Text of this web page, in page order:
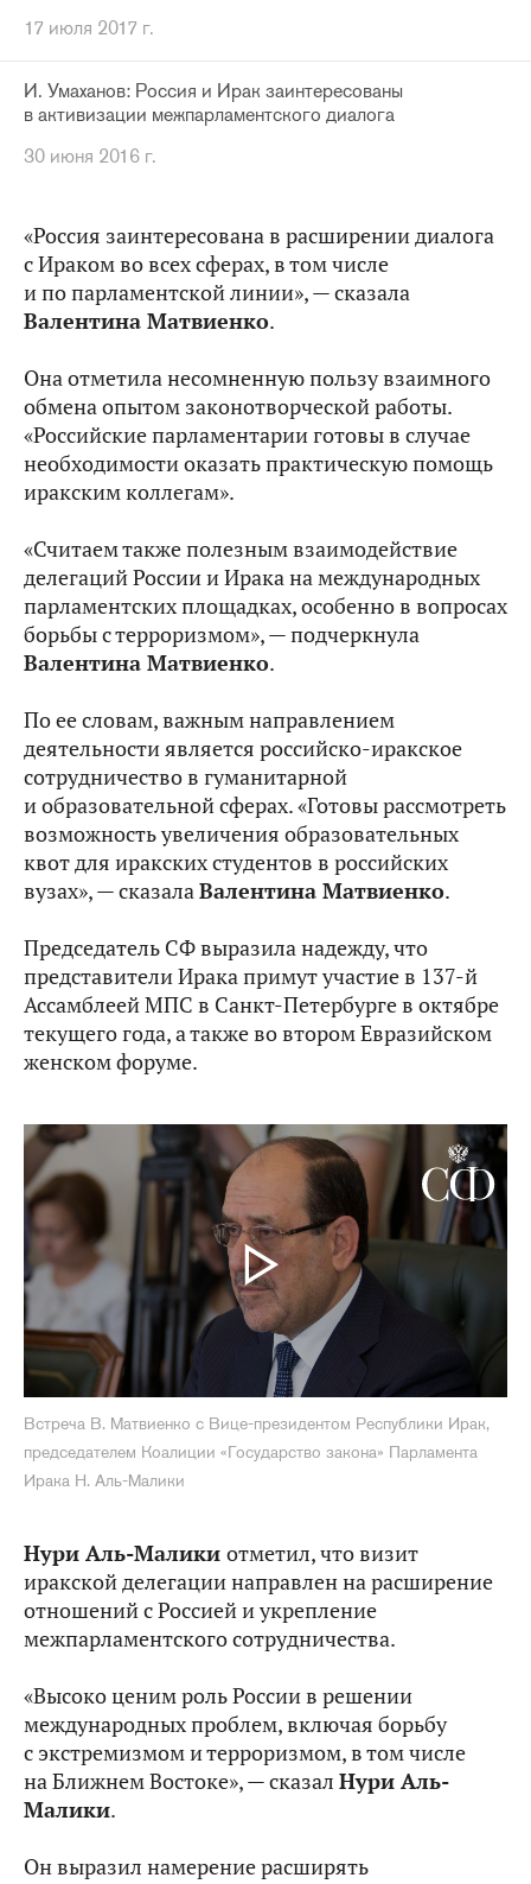
17 июля 2017 г.
И. Умаханов: Россия и Ирак заинтересованы
в активизации межпарламентского диалога
30 июня 2016 г.
«Россия заинтересована в расширении диалога
с Ираком во всех сферах, в том числе
и по парламентской линии», — сказала
Валентина Матвиенко.
Она отметила несомненную пользу взаимного
обмена опытом законотворческой работы.
«Российские парламентарии готовы в случае
необходимости оказать практическую помощь
иракским коллегам».
«Считаем также полезным взаимодействие
делегаций России и Ирака на международных
парламентских площадках, особенно в вопросах
борьбы с терроризмом», — подчеркнула
Валентина Матвиенко.
По ее словам, важным направлением
деятельности является российско-иракское
сотрудничество в гуманитарной
и образовательной сферах. «Готовы рассмотреть
возможность увеличения образовательных
квот для иракских студентов в российских
вузах», — сказалаВалентина Матвиенко.
Председатель СФ выразила надежду, что
представители Ирака примут участие в 137-й
Ассамблеей МПС в Санкт-Петербурге в октябре
текущего года, а также во втором Евразийском
женском форуме.
Встреча В. Матвиенко с Вице-президентом Республики Ирак,
председателем Коалиции «Государство закона» Парламента
Ирака Н. Аль-Малики
Нури Аль-Малики отметил, что визит
иракской делегации направлен на расширение
отношений с Россией и укрепление
межпарламентского сотрудничества.
«Высоко ценим роль России в решении
международных проблем, включая борьбу
с экстремизмом и терроризмом, в том числе
на Ближнем Востоке», — сказал Нури Аль-
Малики.
Он выразил намерение расширять